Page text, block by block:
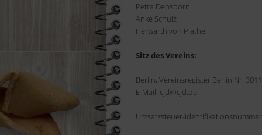
Petra Densborn
Anke Schulz
Herwarth von Plathe
Sitz des Vereins:
Berlin, Vereinsregister Berlin Nr.
E-Mail: cjd@cjd.de
Umsatzsteuer-